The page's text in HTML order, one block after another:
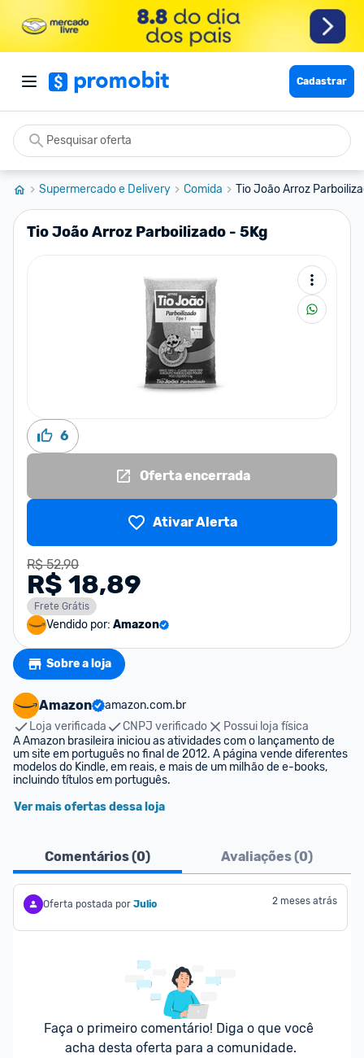
Cadastrar
Supermercado e Delivery Comida Tio João Arroz
Tio João Arroz Parboilizado - 5Kg
6
Oferta encerrada
Ativar Alerta
R$ 52,90
R$ 18,89
Frete Grátis
Vendido por: Amazon
Sobre a loja
Amazon
amazon.com.br
Loja verificada
CNPJ verificado
Possui loja física
A Amazon brasileira iniciou as atividades com o lançamento de
um site em português no final de 2012. A página vende diferentes
modelos do Kindle, em reais, e mais de um milhão de e-books,
incluindo títulos em português.
Ver mais ofertas dessa loja
Comentários (0) Avaliações (0)
Oferta postada por Julio 2 meses atrás
Faça o primeiro comentário! Diga o que você
acha desta oferta para a comunidade.